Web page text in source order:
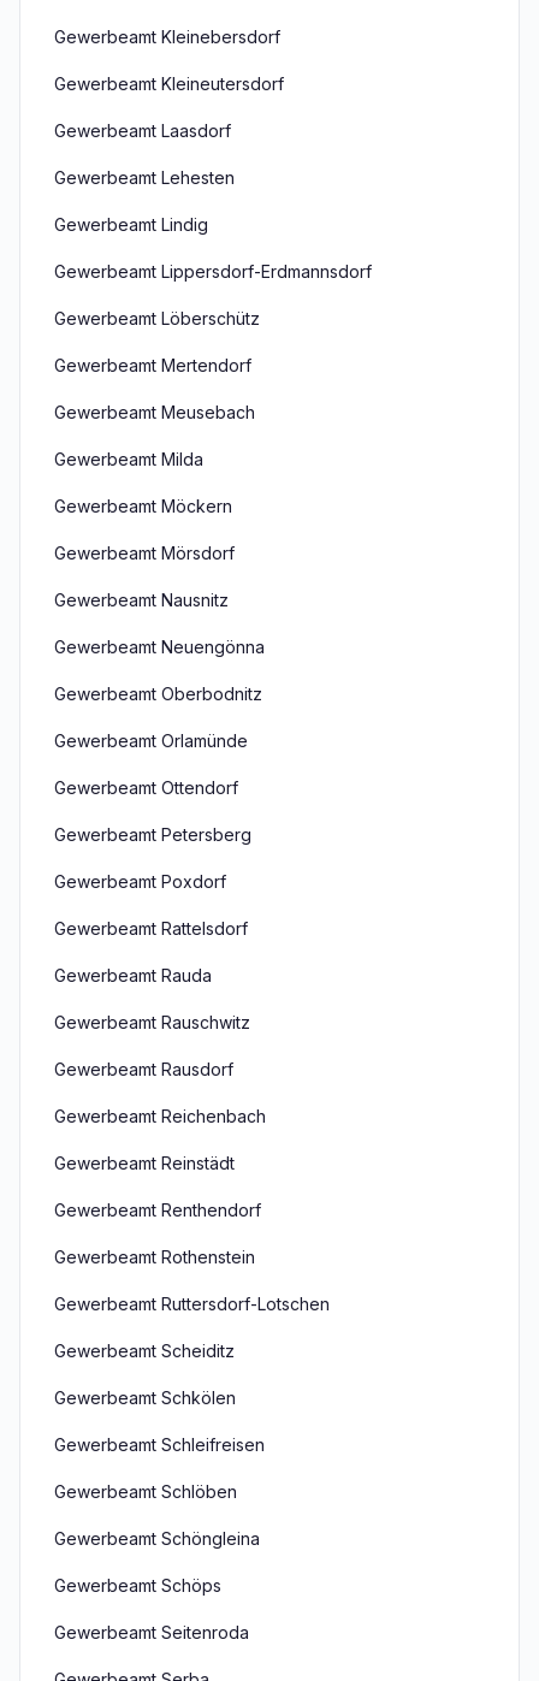
Gewerbeamt Kleinebersdorf
Gewerbeamt Kleineutersdorf
Gewerbeamt Laasdorf
Gewerbeamt Lehesten
Gewerbeamt Lindig
Gewerbeamt Lippersdorf-Erdmannsdorf
Gewerbeamt Löberschütz
Gewerbeamt Mertendorf
Gewerbeamt Meusebach
Gewerbeamt Milda
Gewerbeamt Möckern
Gewerbeamt Mörsdorf
Gewerbeamt Nausnitz
Gewerbeamt Neuengönna
Gewerbeamt Oberbodnitz
Gewerbeamt Orlamünde
Gewerbeamt Ottendorf
Gewerbeamt Petersberg
Gewerbeamt Poxdorf
Gewerbeamt Rattelsdorf
Gewerbeamt Rauda
Gewerbeamt Rauschwitz
Gewerbeamt Rausdorf
Gewerbeamt Reichenbach
Gewerbeamt Reinstädt
Gewerbeamt Renthendorf
Gewerbeamt Rothenstein
Gewerbeamt Ruttersdorf-Lotschen
Gewerbeamt Scheiditz
Gewerbeamt Schkölen
Gewerbeamt Schleifreisen
Gewerbeamt Schlöben
Gewerbeamt Schöngleina
Gewerbeamt Schöps
Gewerbeamt Seitenroda